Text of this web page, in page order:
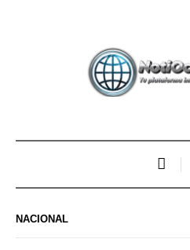
NACIONAL